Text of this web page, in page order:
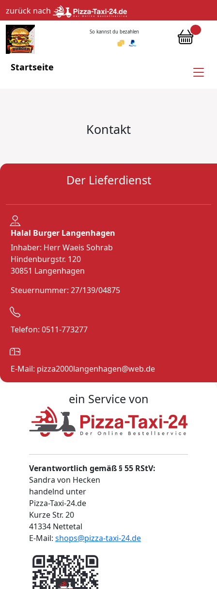
zurück nach
So kannst du bezahlen
Startseite
Kontakt
Der Lieferdienst
Halal Burger Langenhagen
Inhaber: Herr Waeis Sohrab
Hindenburgstr. 120
30851 Langenhagen
Steuernummer: 27/139/04875
Telefon: 0511-773277
E-Mail: pizza2000langenhagen@web.de
ein Service von
Verantwortlich gemäß § 55 RStV:
Sandra von Hecken
handelnd unter
Pizza-Taxi-24.de
Kurze Str. 20
41334 Nettetal
E-Mail: shops@pizza-taxi-24.de